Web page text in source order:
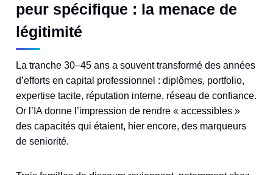
peur spécifique : la menace de
légitimité
La tranche 30–45 ans a souvent transformé des années
d’efforts en capital professionnel : diplômes, portfolio,
expertise tacite, réputation interne, réseau de confiance.
Or l’IA donne l’impression de rendre « accessibles »
des capacités qui étaient, hier encore, des marqueurs
de seniorité.